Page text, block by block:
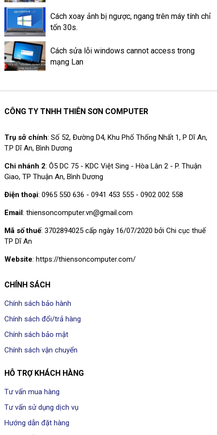
Cách xoay ảnh bị ngược, ngang trên máy tính chỉ
tốn 30s.
Cách sửa lỗi windows cannot access trong
mạng Lan
CÔNG TY TNHH THIÊN SƠN COMPUTER
Trụ sở chính: Số 52, Đường D4, Khu Phố Thống Nhất 1, P Dĩ An,
T.P Dĩ An, Bình Dương
Chi nhánh 2: Ô5 DC 75 - KDC Việt Sing - Hòa Lân 2 - P. Thuận
Giao, TP Thuận An, Bình Dương
Điện thoại: 0965 550 636 - 0941 453 555 - 0902 002 558
Email : thiensoncomputer.vn@gmail.com
Mã số thuế: 3702894025 cấp ngày 16/07/2020 bởi Chi cục thuế
TP Dĩ An
Website: https://thiensoncomputer.com/
CHÍNH SÁCH
Chính sách bảo hành
Chính sách đổi/trả hàng
Chính sách bảo mật
Chính sách vận chuyển
HỖ TRỢ KHÁCH HÀNG
Tư vấn mua hàng
Tư vấn sử dụng dịch vụ
Hướng dẫn đặt hàng